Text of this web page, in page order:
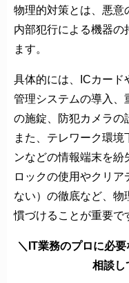
物理的対策とは、悪意
内部犯行による機器の
ます。
具体的には、ICカード
管理システムの導入、
の施錠、防犯カメラの
また、テレワーク環
ンなどの情報端末を
ロックの使用やクリ
ない）の徹底など、物
慣づけることが重要で
＼IT業務のプロに必
相談し